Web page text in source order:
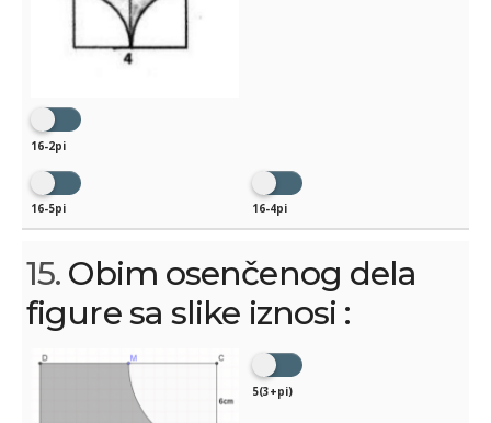
16-2pi
16-5pi 16-4pi
15. Obim osenčenog dela
figure sa slike iznosi :
5(3+pi)